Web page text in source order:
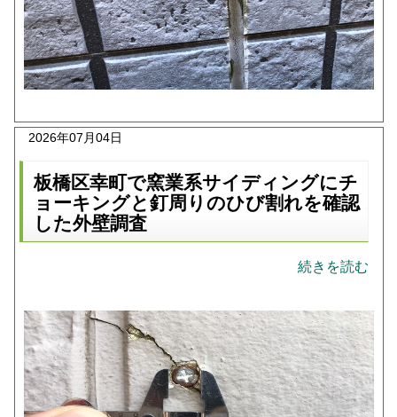
2026年07月04日
板橋区幸町で窯業系サイディングにチ
ョーキングと釘周りのひび割れを確認
した外壁調査
続きを読む